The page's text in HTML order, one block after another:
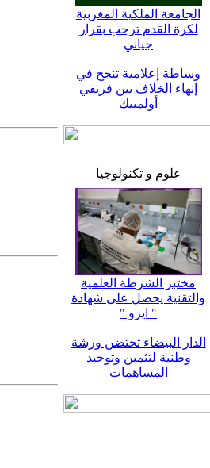
الجامعة الملكية المغربية
لكرة القدم ترحب بقرار
جياني
وساطة إعلامية تنجح في
إنهاء الخلاف بين فريقي
أولمبيك
علوم و تكنولوجيا
مختبر الشرطة العلمية
والتقنية يحصل على شهادة
" ايزو "
الدار البيضاء تحتضن ورشة
وطنية لتثمين وتوحيد
المساهمات